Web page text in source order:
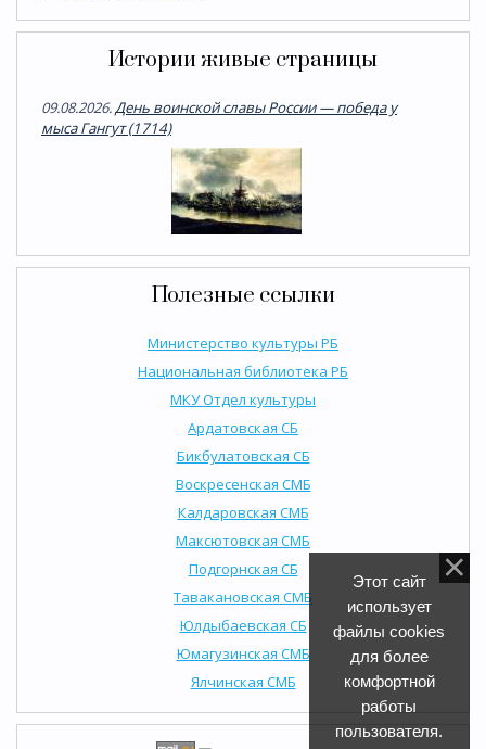
Истории живые страницы
09.08.2026.День воинской славы России — победа у
мыса Гангут (1714)
Полезные ссылки
Министерство культуры РБ
Национальная библиотека РБ
МКУ Отдел культуры
Ардатовская СБ
Бикбулатовская СБ
Воскресенская СМБ
Калдаровская СМБ
Максютовская СМБ
Подгорнская СБ
Тавакановская СМБ
Юлдыбаевская СБ
Юмагузинская СМБ
Ялчинская СМБ
Этот сайт
использует
файлы cookies
для более
комфортной
работы
пользователя.